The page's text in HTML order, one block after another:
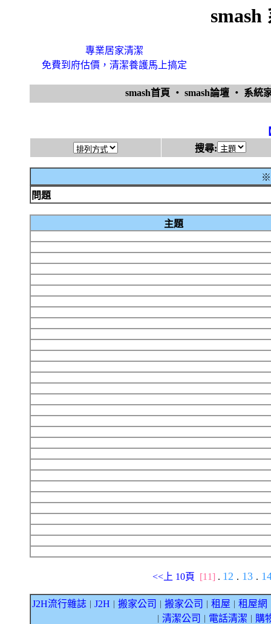
smash
專業居家清潔
免費到府估價，清潔養護馬上搞定
smash首頁 ‧ smash論壇 ‧ 系統
搜尋:
※
問題
主題
<<上 10頁 [11] . 12 . 13 .
J2H流行雜誌 J2H 搬家公司 搬家公司 租屋 租屋網
清潔公司 電話清潔 購